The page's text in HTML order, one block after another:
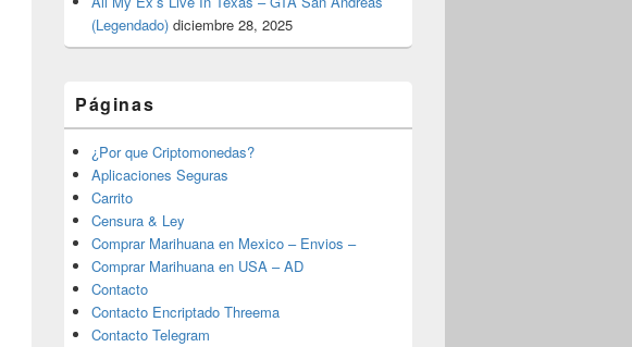
(Legendado) diciembre 28, 2025
Páginas
¿Por que Criptomonedas?
Aplicaciones Seguras
Carrito
Censura & Ley
Comprar Marihuana en Mexico – Envios –
Comprar Marihuana en USA – AD
Contacto
Contacto Encriptado Threema
Contacto Telegram